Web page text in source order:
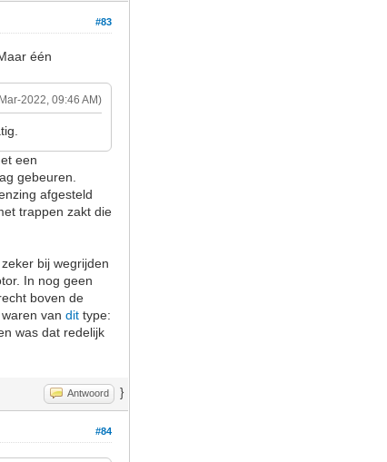
#83
één
2022, 09:46 AM)
een
gebeuren.
afgesteld
trappen zakt die
bij wegrijden
In nog geen
boven de
waren vandit type:
was dat redelijk
Antwoord }
#84